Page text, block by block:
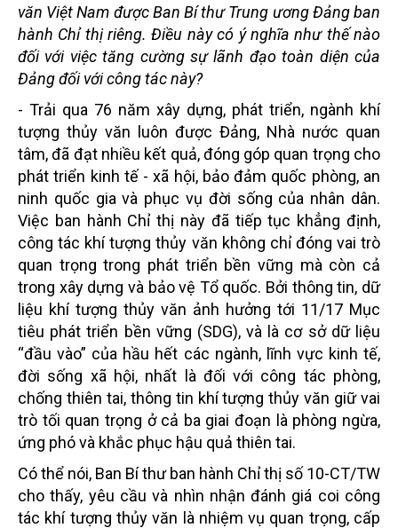
văn Việt Nam được Ban Bí thư Trung ương Đảng ban
hành Chỉ thị riêng. Điều này có ý nghĩa như thế nào
đối với việc tăng cường sự lãnh đạo toàn diện của
Đảng đối với công tác này?
- Trải qua 76 năm xây dựng, phát triển, ngành khí
tượng thủy văn luôn được Đảng, Nhà nước quan
tâm, đã đạt nhiều kết quả, đóng góp quan trọng cho
phát triển kinh tế - xã hội, bảo đảm quốc phòng, an
ninh quốc gia và phục vụ đời sống của nhân dân.
Việc ban hành Chỉ thị này đã tiếp tục khẳng định,
công tác khí tượng thủy văn không chỉ đóng vai trò
quan trọng trong phát triển bền vững mà còn cả
trong xây dựng và bảo vệ Tổ quốc. Bởi thông tin, dữ
liệu khí tượng thủy văn ảnh hưởng tới 11/17 Mục
tiêu phát triển bền vững (SDG), và là cơ sở dữ liệu
“đầu vào” của hầu hết các ngành, lĩnh vực kinh tế,
đời sống xã hội, nhất là đối với công tác phòng,
chống thiên tai, thông tin khí tượng thủy văn giữ vai
trò tối quan trọng ở cả ba giai đoạn là phòng ngừa,
ứng phó và khắc phục hậu quả thiên tai.
Có thể nói, Ban Bí thư ban hành Chỉ thị số 10-CT/TW
cho thấy, yêu cầu và nhìn nhận đánh giá coi công
tác khí tượng thủy văn là nhiệm vụ quan trọng, cấp